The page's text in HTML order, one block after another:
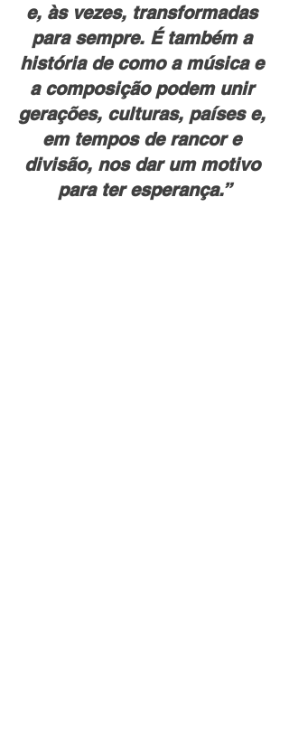
e, às vezes, transformadas
para sempre. É também a
história de como a música e
a composição podem unir
gerações, culturas, países e,
em tempos de rancor e
divisão, nos dar um motivo
para ter esperança.”